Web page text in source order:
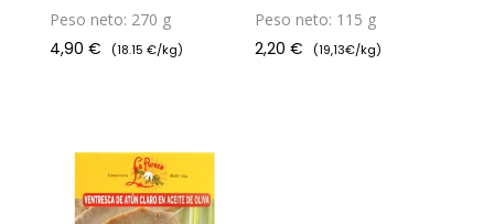
Peso neto: 270 g
4,90 € (18.15 €/kg)
Peso neto: 115 g
2,20€ (19,13€/kg)